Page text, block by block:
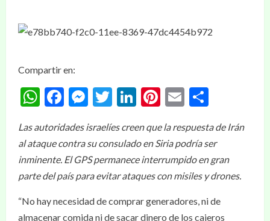
Compartir en:
WhatsApp
Facebook
Messenger
Twitter
LinkedIn
Pinterest
Email
Las autoridades israelíes creen que la respuesta de Irán
al ataque contra su consulado en Siria podría ser
inminente. El GPS permanece interrumpido en gran
parte del país para evitar ataques con misiles y drones.
“No hay necesidad de comprar generadores, ni de
almacenar comida ni de sacar dinero de los cajeros